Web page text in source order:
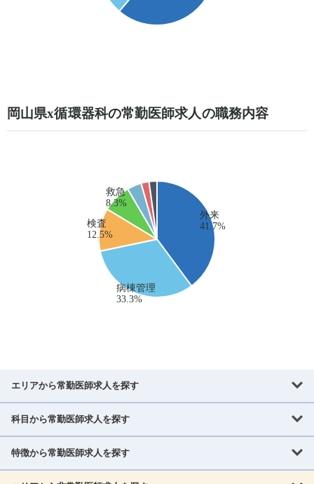
岡山県x循環器科の常勤医師求人の職務内容
エリアから常勤医師求人を探す
北海道・東北
北海道 青森県 岩手県
科目から常勤医師求人を探す
内科系
消化器科 呼吸器科
特徴から常勤医師求人を探す